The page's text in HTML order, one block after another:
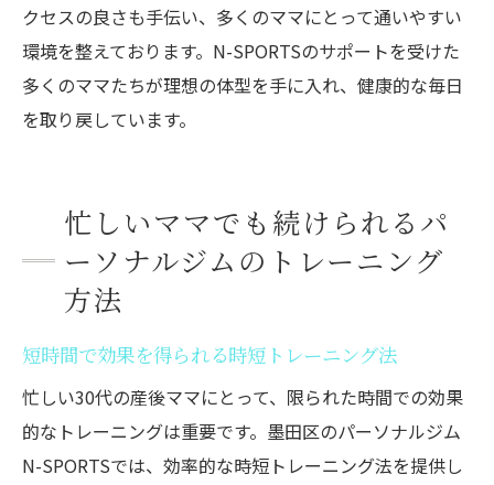
クセスの良さも手伝い、多くのママにとって通いやすい
環境を整えております。N-SPORTSのサポートを受けた
多くのママたちが理想の体型を手に入れ、健康的な毎日
を取り戻しています。
忙しいママでも続けられるパ
ーソナルジムのトレーニング
方法
短時間で効果を得られる時短トレーニング法
忙しい30代の産後ママにとって、限られた時間での効果
的なトレーニングは重要です。墨田区のパーソナルジム
N-SPORTSでは、効率的な時短トレーニング法を提供し